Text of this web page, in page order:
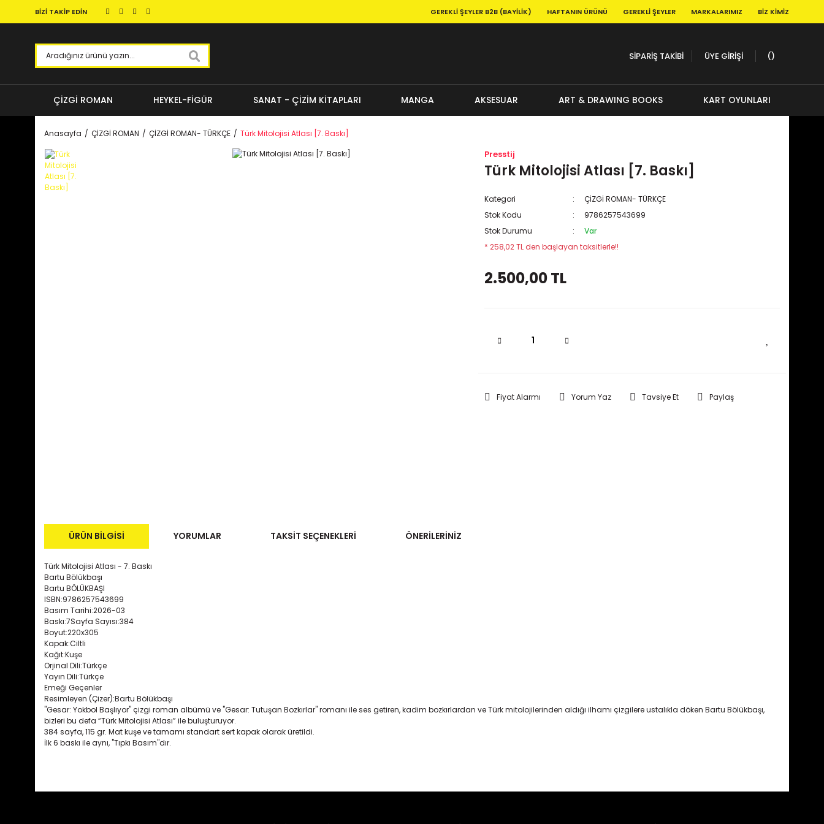
BİZİ TAKİP EDİN GEREKLI ŞEYLER B2B (BAYILIK) HAFTANIN ÜRÜNÜ GEREKLI ŞEYLER MARKALARIMIZ BIZ KIMIZ
SİPARİŞ TAKİBİ ÜYE GİRİŞİ
ÇİZGİ ROMAN HEYKEL-FİGÜR SANAT - ÇİZİM KİTAPLARI MANGA AKSESUAR ART & DRAWING BOOKS KART OYUNLARI
Anasayfa ÇİZGİ ROMAN ÇİZGİ ROMAN- TÜRKÇE Türk Mitolojisi Atlası [7. Baskı]
Presstij
Türk Mitolojisi Atlası [7. Baskı]
Kategori
ÇİZGİ ROMAN- TÜRKÇE
Stok Kodu
9786257543699
Stok Durumu
Var
* 258,02 TL den başlayan taksitlerle!!
2.500,00 TL
Fiyat Alarmı Yorum Yaz Tavsiye Et Paylaş
ÜRÜN BILGISI YORUMLAR TAKSIT SEÇENEKLERI ÖNERILERINIZ
Türk Mitolojisi Atlası - 7. Baskı
Bartu Bölükbaşı
Bartu BÖLÜKBAŞI
ISBN:9786257543699
Basım Tarihi:2026-03
Baskı:7Sayfa Sayısı:384
Boyut:220x305
Kapak:Ciltli
Kağıt:Kuşe
Orjinal Dili:Türkçe
Yayın Dili:Türkçe
Emeği Geçenler
Resimleyen (Çizer):Bartu Bölükbaşı
"Gesar: Yokbol Başlıyor" çizgi roman albümü ve "Gesar: Tutuşan Bozkırlar" romanı ile ses getiren, kadim bozkırlardan ve Türk mitolojilerinden aldığı ilhamı çizgilere ustalıkla döken Bartu Bölükbaşı,
bizleri bu defa “Türk Mitolojisi Atlası” ile buluşturuyor.
384 sayfa, 115 gr. Mat kuşe ve tamamı standart sert kapak olarak üretildi.
İlk 6 baskı ile aynı, "Tıpkı Basım"dır.
Görüş ve önerileriniz için teşekkür ederiz.